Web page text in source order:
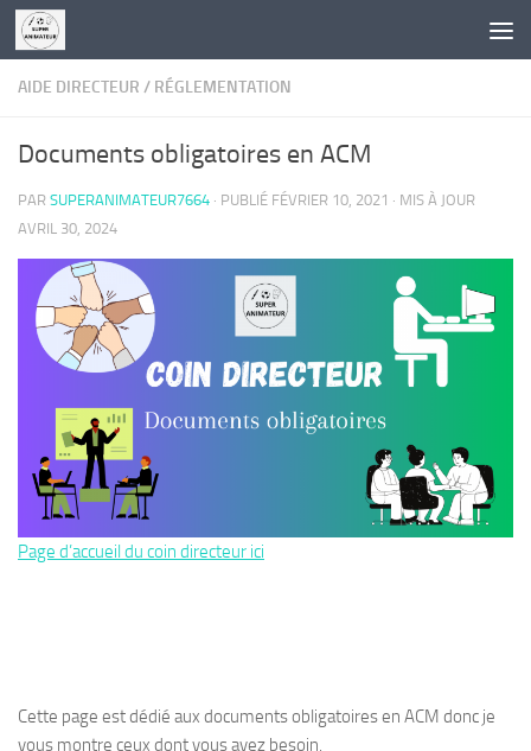
Skip to content
AIDE DIRECTEUR / RÉGLEMENTATION
Documents obligatoires en ACM
PAR SUPERANIMATEUR7664 · PUBLIÉ FÉVRIER 10, 2021 · MIS À JOUR
AVRIL 30, 2024
Page d’accueil du coin directeur ici
Cette page est dédié aux documents obligatoires en ACM donc je
vous montre ceux dont vous avez besoin.